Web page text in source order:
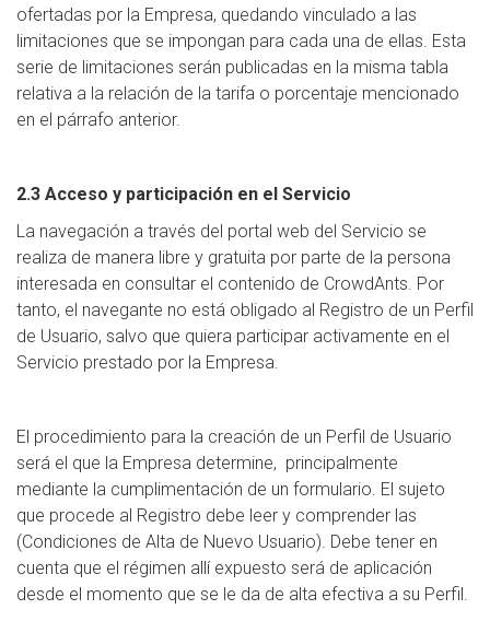
ofertadas por la Empresa, quedando vinculado a las
limitaciones que se impongan para cada una de ellas. Esta
serie de limitaciones serán publicadas en la misma tabla
relativa a la relación de la tarifa o porcentaje mencionado
en el párrafo anterior.
2.3 Acceso y participación en el Servicio
La navegación a través del portal web del Servicio se
realiza de manera libre y gratuita por parte de la persona
interesada en consultar el contenido de CrowdAnts. Por
tanto, el navegante no está obligado al Registro de un Perfil
de Usuario, salvo que quiera participar activamente en el
Servicio prestado por la Empresa.
El procedimiento para la creación de un Perfil de Usuario
será el que la Empresa determine, principalmente
mediante la cumplimentación de un formulario. El sujeto
que procede al Registro debe leer y comprender las
(Condiciones de Alta de Nuevo Usuario). Debe tener en
cuenta que el régimen allí expuesto será de aplicación
desde el momento que se le da de alta efectiva a su Perfil.